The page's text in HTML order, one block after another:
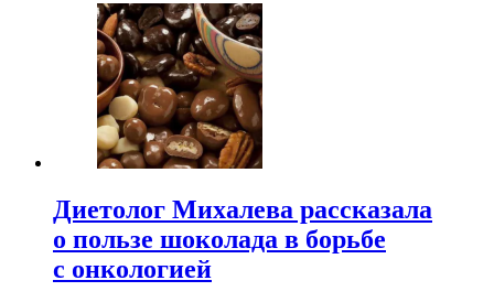
Диетолог Михалева рассказала
о пользе шоколада в борьбе
с онкологией